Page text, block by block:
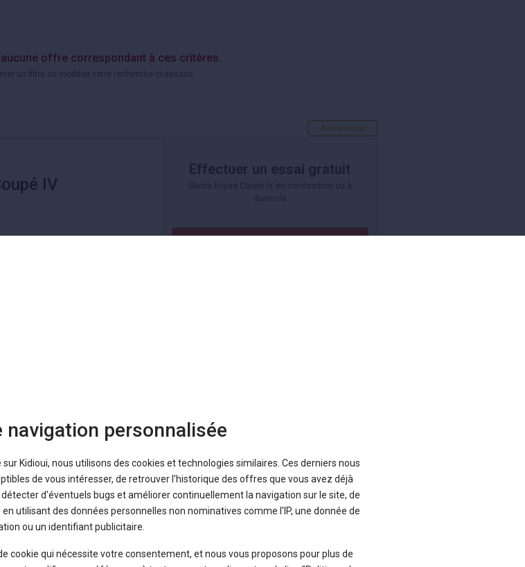
offre correspondant à ces critères.
un filtre ou modifier votre recherche ci-dessus.
A voir aussi
IV
City Verso Electric et des occasions Proace City Verso Electric de professionnels.
deconcession Toyotapour consulter les autres modèles du constructeur.
navigation personnalisée
Kidioui, nous utilisons des cookies et technologies similaires. Ces derniers nous
de vous intéresser, de retrouver l'historique des offres que vous avez déjà
d'éventuels bugs et améliorer continuellement la navigation sur le site, de
utilisant des données personnelles non nominatives comme l'IP, une donnée de
ou un identifiant publicitaire.
cookie qui nécessite votre consentement, et nous vous proposons pour plus de